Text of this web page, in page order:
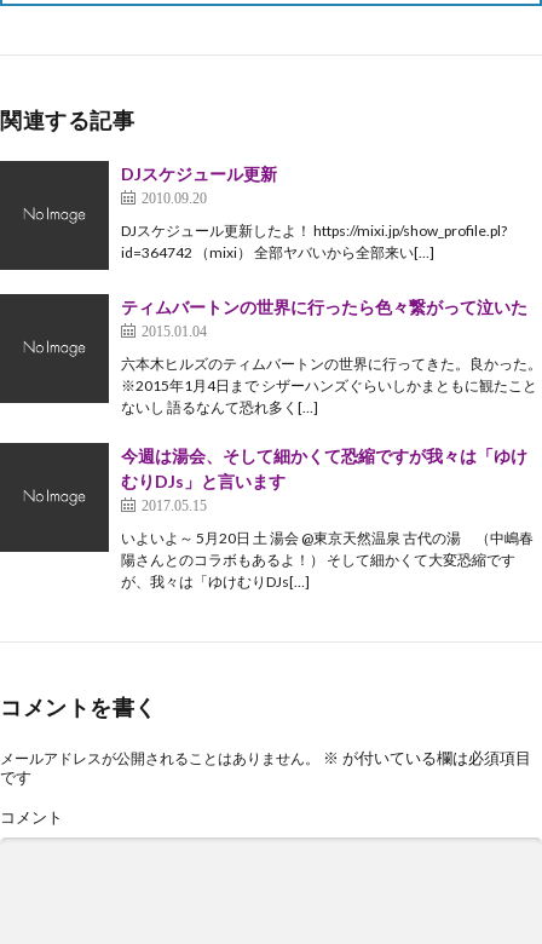
関連する記事
DJスケジュール更新
2010.09.20
DJスケジュール更新したよ！ https://mixi.jp/show_profile.pl?
id=364742 （mixi） 全部ヤバいから全部来い[…]
ティムバートンの世界に行ったら色々繋がって泣いた
2015.01.04
六本木ヒルズのティムバートンの世界に行ってきた。良かった。
※2015年1月4日まで シザーハンズぐらいしかまともに観たこと
ないし 語るなんて恐れ多く[…]
今週は湯会、そして細かくて恐縮ですが我々は「ゆけ
むりDJs」と言います
2017.05.15
いよいよ～ 5月20日 土 湯会 @東京天然温泉 古代の湯 （中嶋春
陽さんとのコラボもあるよ！） そして細かくて大変恐縮です
が、我々は「ゆけむりDJs[…]
コメントを書く
メールアドレスが公開されることはありません。 ※ が付いている欄は必須項目
です
コメント